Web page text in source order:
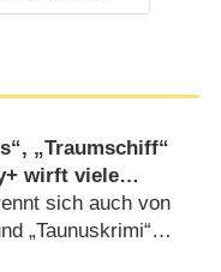
„Traumschiff“
wirft viele
sich auch von
„Taunuskrimi“